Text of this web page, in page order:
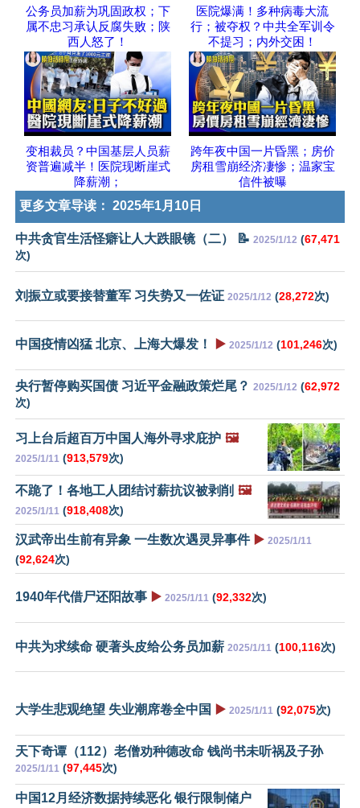
公务员加薪为巩固政权；下
属不忠习承认反腐失败；陕
西人怒了！
医院爆满！多种病毒大流
行；被夺权？中共全军训令
不提习；内外交困！
变相裁员？中国基层人员薪
资普遍减半！医院现断崖式
降薪潮；
跨年夜中国一片昏黑；房价
房租雪崩经济凄惨；温家宝
信件被曝
更多文章导读： 2025年1月10日
中共贪官生活怪癖让人大跌眼镜（二） 📝 2025/1/12 (67,471
次)
刘振立或要接替董军 习失势又一佐证 2025/1/12 (28,272次)
中国疫情凶猛 北京、上海大爆发！ ▶️ 2025/1/12 (101,246次)
央行暂停购买国债 习近平金融政策烂尾？ 2025/1/12 (62,972
次)
习上台后超百万中国人海外寻求庇护 🖼️
2025/1/11 (913,579次)
不跪了！各地工人团结讨薪抗议被剥削 🖼️
2025/1/11 (918,408次)
汉武帝出生前有异象 一生数次遇灵异事件 ▶️ 2025/1/11
(92,624次)
1940年代借尸还阳故事 ▶️ 2025/1/11 (92,332次)
中共为求续命 硬著头皮给公务员加薪 2025/1/11 (100,116次)
大学生悲观绝望 失业潮席卷全中国 ▶️ 2025/1/11 (92,075次)
天下奇谭（112）老僧劝种德改命 钱尚书未听祸及子孙
2025/1/11 (97,445次)
中国12月经济数据持续恶化 银行限制储户